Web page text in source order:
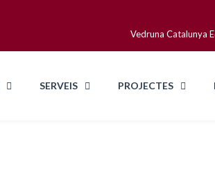
Vedruna Catalunya
SERVEIS PROJECTES